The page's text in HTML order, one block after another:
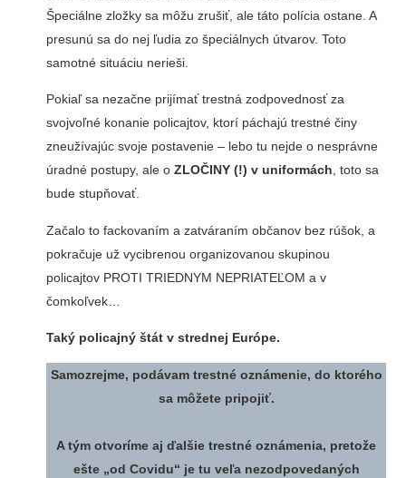
Špeciálne zložky sa môžu zrušiť, ale táto polícia ostane. A
presunú sa do nej ľudia zo špeciálnych útvarov. Toto
samotné situáciu nerieši.
Pokiaľ sa nezačne prijímať trestná zodpovednosť za
svojvoľné konanie policajtov, ktorí páchajú trestné činy
zneužívajúc svoje postavenie – lebo tu nejde o nesprávne
úradné postupy, ale o ZLOČINY (!) v uniformách, toto sa
bude stupňovať.
Začalo to fackovaním a zatváraním občanov bez rúšok, a
pokračuje už vycibrenou organizovanou skupinou
policajtov PROTI TRIEDNYM NEPRIATEĽOM a v
čomkoľvek…
Taký policajný štát v strednej Európe.
Samozrejme, podávam trestné oznámenie, do ktorého
sa môžete pripojiť.
A tým otvoríme aj ďalšie trestné oznámenia, pretože
ešte „od Covidu“ je tu veľa nezodpovedaných